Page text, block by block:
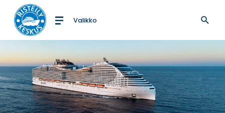
Etusivulle
Valikko